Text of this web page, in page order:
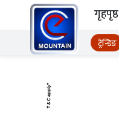
Skip to content
ईमाउण्टेन समाचार
गृहपृष्ठ
ट्रेन्डिङ